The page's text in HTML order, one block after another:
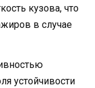
кузова, что
в случае
устойчивости